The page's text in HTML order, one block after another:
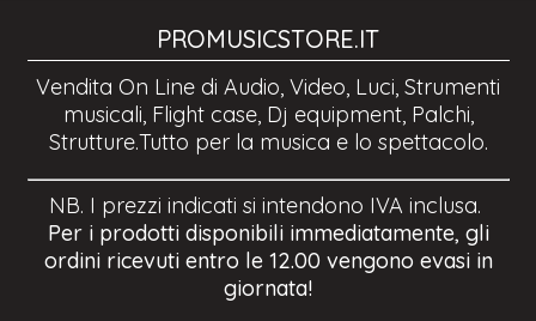
PROMUSICSTORE.IT
Vendita On Line di Audio, Video, Luci, Strumenti
musicali, Flight case, Dj equipment, Palchi,
Strutture.Tutto per la musica e lo spettacolo.
NB. I prezzi indicati si intendono IVA inclusa.
Per i prodotti disponibili immediatamente, gli
ordini ricevuti entro le 12.00 vengono evasi in
giornata!